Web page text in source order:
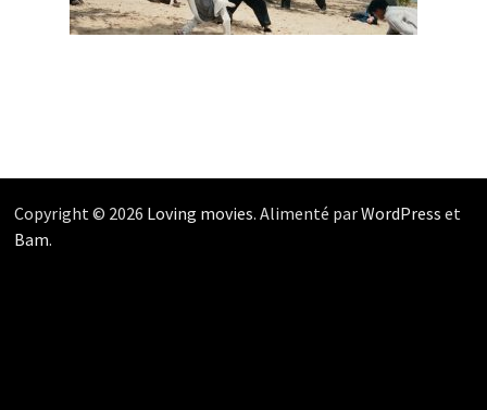
Copyright © 2026 Loving movies. Alimenté parWordPress et
Bam.